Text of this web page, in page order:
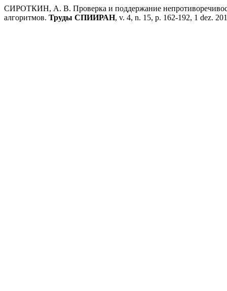
СИРОТКИН, А. В. Проверка и поддержание
алгоритмов. Труды СПИИРАН, v. 4, n. 15, p. 162-192, 1 dez.